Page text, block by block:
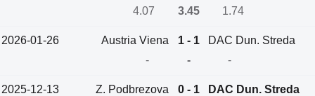
4.07
3.45 1.74
2026-01-26 Austria Viena 1 - 1
DAC Dun. Streda
-
- -
2025-12-13 Z. Podbrezova 0 - 1
DAC Dun. Streda